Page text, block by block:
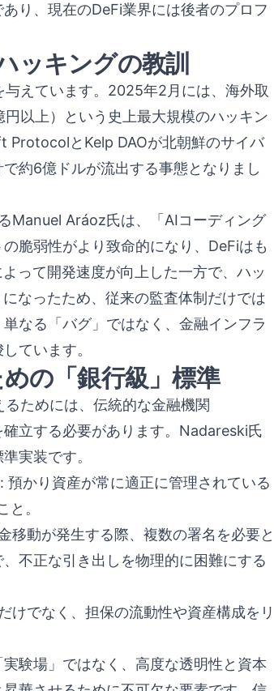
り、現在のDeFi業界には後者のプロフ
ッキングの教訓
えています。2025年2月には、海外取
以上）という史上最大規模のハッキン
ProtocolとKelp DAOが北朝鮮のサイバ
約6億ドルが流出する事態となりまし
Manuel Aráoz氏は、「AIコーディング
脆弱性がより致命的になり、DeFiはも
って開発速度が向上した一方で、ハッ
なったため、従来の監査体制だけでは
なる「バグ」ではなく、金融インフラ
ています。
の「銀行級」標準
ためには、伝統的な金融機関
立する必要があります。Nadareski氏
実装です。
: 預かり資産が常に適正に管理されている
。
移動が発生する際、複数の署名を必要と
不正な引き出しを物理的に困難にする
けでなく、担保の流動性や資産構成をリ
験場」ではなく、高度な透明性と資本